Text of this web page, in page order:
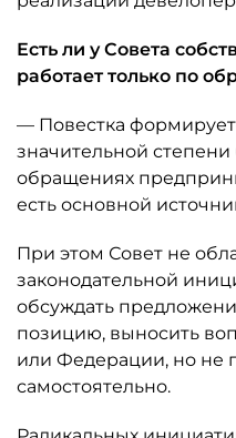
Есть ли у Совета
работает только по
— Повестка
значительной степени
обращениях
есть основной
При этом Совет не
законодательной
обсуждать
позицию, выносить
или Федерации, но не
самостоятельно.